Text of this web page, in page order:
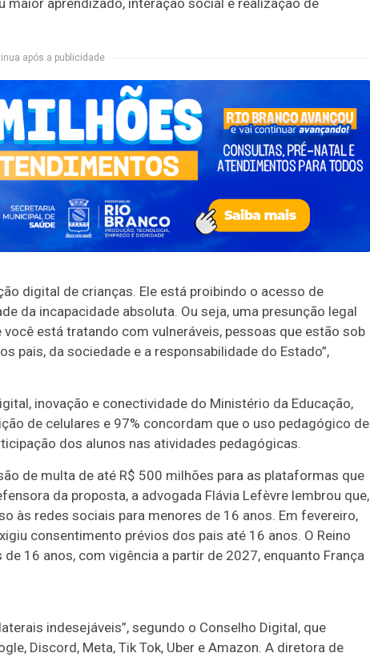
após a publicidade
digital de crianças. Ele está proibindo o acesso de
da incapacidade absoluta. Ou seja, uma presunção legal
está tratando com vulneráveis, pessoas que estão sob
pais, da sociedade e a responsabilidade do Estado”,
inovação e conectividade do Ministério da Educação,
de celulares e 97% concordam que o uso pedagógico de
dos alunos nas atividades pedagógicas.
de multa de até R$ 500 milhões para as plataformas que
da proposta, a advogada Flávia Lefèvre lembrou que,
às redes sociais para menores de 16 anos. Em fevereiro,
consentimento prévios dos pais até 16 anos. O Reino
16 anos, com vigência a partir de 2027, enquanto França
indesejáveis”, segundo o Conselho Digital, que
Discord, Meta, Tik Tok, Uber e Amazon. A diretora de